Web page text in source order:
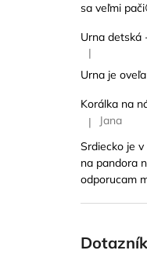
sa veľmi
Urna detská
Hodnotenie
|
Urna je
Korálka na
Hodnotenie
|
Jana
Srdiecko je
na pandora
odporucam
Dotazník